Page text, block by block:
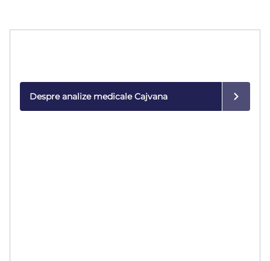
Despre analize medicale Cajvana